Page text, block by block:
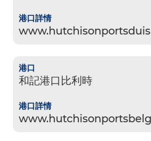
和記港口比利時